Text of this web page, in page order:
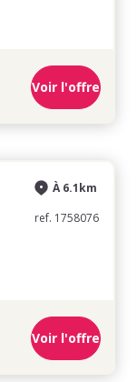
Voir l'offre
À 6.1km
ref. 1758076
Voir l'offre